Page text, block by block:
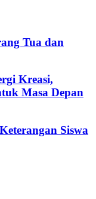
Tua dan
Kreasi,
Masa Depan
Siswa